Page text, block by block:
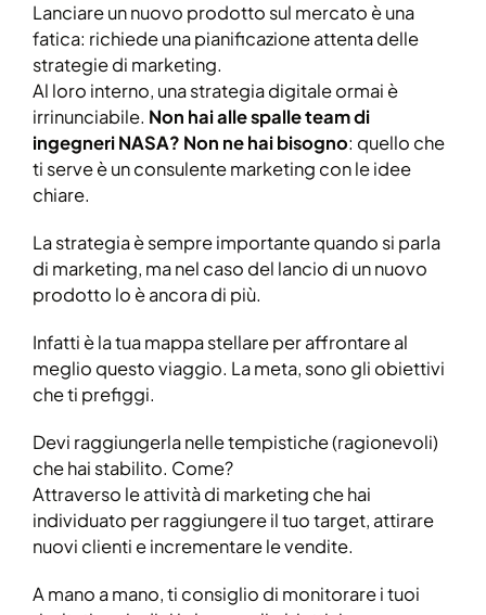
Lanciare un nuovo prodotto sul mercato è una
fatica: richiede una pianificazione attenta delle
strategie di marketing.
Al loro interno, una strategia digitale ormai è
irrinunciabile. Non hai alle spalle team di
ingegneri NASA? Non ne hai bisogno: quello che
ti serve è un consulente marketing con le idee
chiare.
La strategia è sempre importante quando si parla
di marketing, ma nel caso del lancio di un nuovo
prodotto lo è ancora di più.
Infatti è la tua mappa stellare per affrontare al
meglio questo viaggio. La meta, sono gli obiettivi
che ti prefiggi.
Devi raggiungerla nelle tempistiche (ragionevoli)
che hai stabilito. Come?
Attraverso le attività di marketing che hai
individuato per raggiungere il tuo target, attirare
nuovi clienti e incrementare le vendite.
A mano a mano, ti consiglio di monitorare i tuoi